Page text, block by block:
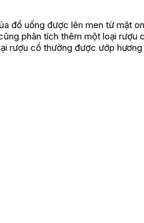
đồ uống được lên men từ mật
phân tích thêm một loại
rượu cổ thường được ướp